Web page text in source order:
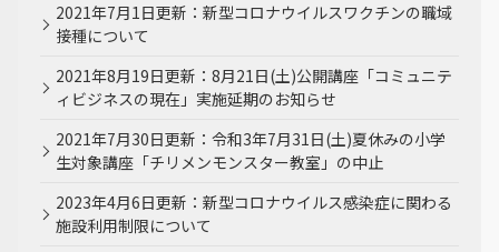
2021年7月1日更新：新型コロナウイルスワクチンの職域
接種について
2021年8月19日更新：8月21日(土)公開講座「コミュニテ
ィビジネスの現在」実施延期のお知らせ
2021年7月30日更新：令和3年7月31日(土)夏休みの小学
生対象講座「チリメンモンスター教室」の中止
2023年4月6日更新：新型コロナウイルス感染症に関わる
施設利用制限について